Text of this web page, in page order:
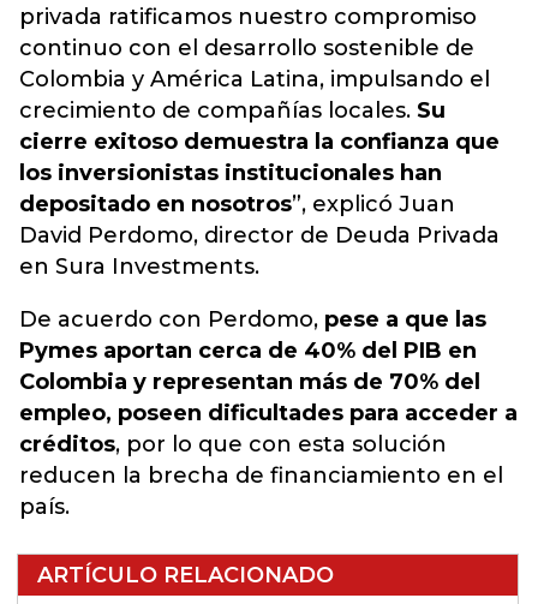
privada ratificamos nuestro compromiso
continuo con el desarrollo sostenible de
Colombia y América Latina, impulsando el
crecimiento de compañías locales. Su
cierre exitoso demuestra la confianza que
los inversionistas institucionales han
depositado en nosotros”, explicó Juan
David Perdomo, director de Deuda Privada
en Sura Investments.
De acuerdo con Perdomo, pese a que las
Pymes aportan cerca de 40% del PIB en
Colombia y representan más de 70% del
empleo, poseen dificultades para acceder a
créditos, por lo que con esta solución
reducen la brecha de financiamiento en el
país.
ARTÍCULO RELACIONADO